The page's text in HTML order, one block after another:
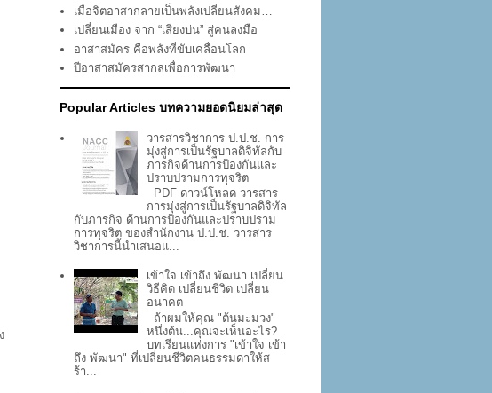
เมื่อจิตอาสากลายเป็นพลังเปลี่ยนสังคม…
เปลี่ยนเมือง จาก “เสียงบ่น” สู่คนลงมือ
อาสาสมัคร คือพลังที่ขับเคลื่อนโลก
ปีอาสาสมัครสากลเพื่อการพัฒนา
Popular Articles บทความยอดนิยมล่าสุด
วารสารวิชาการ ป.ป.ช. การ
มุ่งสู่การเป็นรัฐบาลดิจิทัลกับ
ภารกิจด้านการป้องกันและ
ปราบปรามการทุจริต
PDF ดาวน์โหลด วารสาร
การมุ่งสู่การเป็นรัฐบาลดิจิทัล
กับภารกิจ ด้านการป้องกันและปราบปราม
การทุจริต ของสำนักงาน ป.ป.ช. วารสาร
วิชาการนี้นำเสนอแ...
เข้าใจ เข้าถึง พัฒนา เปลี่ยน
วิธีคิด เปลี่ยนชีวิต เปลี่ยน
อนาคต
ถ้าผมให้คุณ "ต้นมะม่วง"
หนึ่งต้น...คุณจะเห็นอะไร?
บทเรียนแห่งการ "เข้าใจ เข้า
ถึง พัฒนา" ที่เปลี่ยนชีวิตคนธรรมดาให้ส
ร้า...